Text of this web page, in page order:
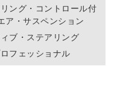
ング・コントロール付
ア・サスペンション
ブ・ステアリング
フェッショナル